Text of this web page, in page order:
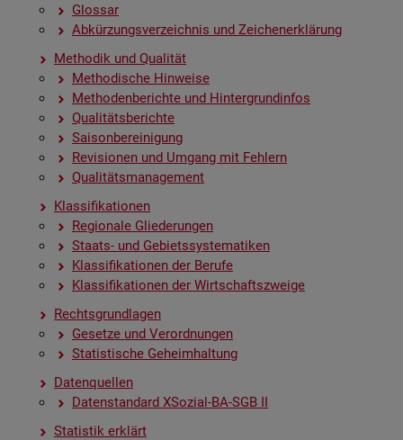
Glos­sar
Ab­kür­zungs­ver­zeich­nis und Zei­chen­er­klä­rung
Me­tho­dik und Qua­li­tät
Me­tho­di­sche Hin­wei­se
Me­tho­den­be­rich­te und Hin­ter­grund­in­fos
Qua­li­täts­be­rich­te
Sai­son­be­rei­ni­gung
Re­vi­sio­nen und Um­gang mit Feh­lern
Qua­li­täts­ma­nage­ment
Klas­si­fi­ka­tio­nen
Re­gio­na­le Glie­de­run­gen
Staats- und Ge­biets­sys­te­ma­ti­ken
Klas­si­fi­ka­tio­nen der Be­ru­fe
Klas­si­fi­ka­tio­nen der Wirt­schafts­zwei­ge
Rechts­grund­la­gen
Ge­set­ze und Ver­ord­nun­gen
Sta­tis­ti­sche Ge­heim­hal­tung
Da­ten­quel­len
Da­ten­stan­dard XSo­zi­al-BA-SGB II
Sta­tis­tik er­klärt